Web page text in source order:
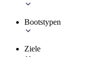
Bootstypen
Ziele